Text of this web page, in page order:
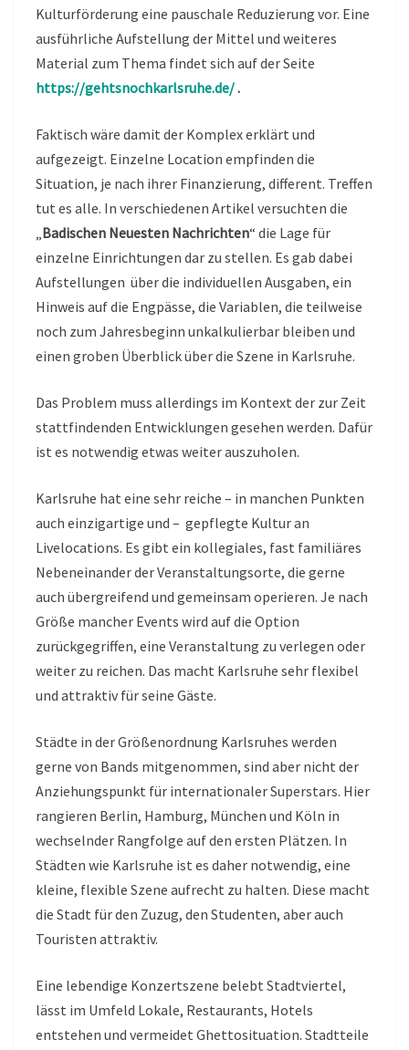
Kulturförderung eine pauschale Reduzierung vor. Eine
ausführliche Aufstellung der Mittel und weiteres
Material zum Thema findet sich auf der Seite
https://gehtsnochkarlsruhe.de/.
Faktisch wäre damit der Komplex erklärt und
aufgezeigt. Einzelne Location empfinden die
Situation, je nach ihrer Finanzierung, different. Treffen
tut es alle. In verschiedenen Artikel versuchten die
„Badischen Neuesten Nachrichten“ die Lage für
einzelne Einrichtungen dar zu stellen. Es gab dabei
Aufstellungen über die individuellen Ausgaben, ein
Hinweis auf die Engpässe, die Variablen, die teilweise
noch zum Jahresbeginn unkalkulierbar bleiben und
einen groben Überblick über die Szene in Karlsruhe.
Das Problem muss allerdings im Kontext der zur Zeit
stattfindenden Entwicklungen gesehen werden. Dafür
ist es notwendig etwas weiter auszuholen.
Karlsruhe hat eine sehr reiche – in manchen Punkten
auch einzigartige und – gepflegte Kultur an
Livelocations. Es gibt ein kollegiales, fast familiäres
Nebeneinander der Veranstaltungsorte, die gerne
auch übergreifend und gemeinsam operieren. Je nach
Größe mancher Events wird auf die Option
zurückgegriffen, eine Veranstaltung zu verlegen oder
weiter zu reichen. Das macht Karlsruhe sehr flexibel
und attraktiv für seine Gäste.
Städte in der Größenordnung Karlsruhes werden
gerne von Bands mitgenommen, sind aber nicht der
Anziehungspunkt für internationaler Superstars. Hier
rangieren Berlin, Hamburg, München und Köln in
wechselnder Rangfolge auf den ersten Plätzen. In
Städten wie Karlsruhe ist es daher notwendig, eine
kleine, flexible Szene aufrecht zu halten. Diese macht
die Stadt für den Zuzug, den Studenten, aber auch
Touristen attraktiv.
Eine lebendige Konzertszene belebt Stadtviertel,
lässt im Umfeld Lokale, Restaurants, Hotels
entstehen und vermeidet Ghettosituation. Stadtteile